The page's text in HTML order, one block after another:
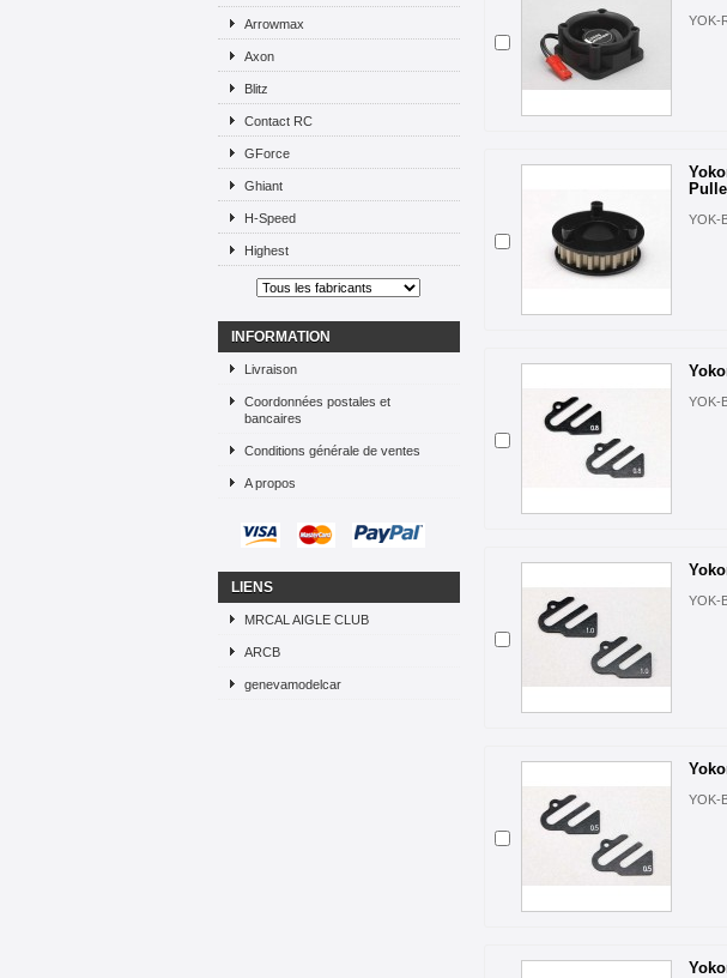
Arrowmax
Axon
Blitz
Contact RC
GForce
Ghiant
H-Speed
Highest
INFORMATION
Livraison
Coordonnées postales et
bancaires
Conditions générale de ventes
A propos
LIENS
MRCAL AIGLE CLUB
ARCB
genevamodelcar
YOK-
YOK-
YOK-
YOK-
YOK-